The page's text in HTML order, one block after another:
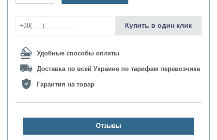
Удобные способы оплаты
Доставка по всей Украине по тарифам перевозчика
Гарантия на товар
Купить в один клик
Oтзывы